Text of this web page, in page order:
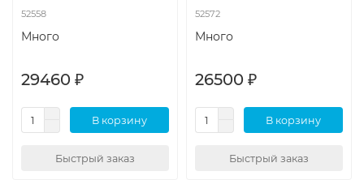
52558
Много
29460 ₽
В корзину
Быстрый заказ
52572
Много
26500 ₽
В корзину
Быстрый заказ